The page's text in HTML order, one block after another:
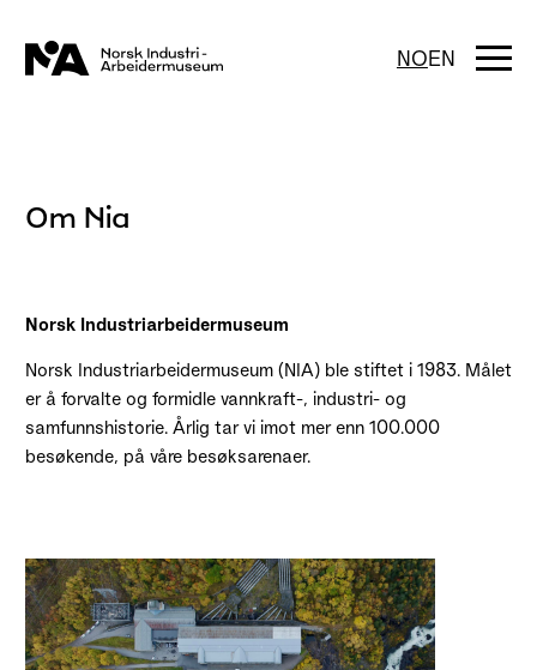
innhold
NOEN
Om Nia
Norsk Industriarbeidermuseum
Norsk Industriarbeidermuseum (NIA) ble stiftet i 1983. Målet
er å forvalte og formidle vannkraft-, industri- og
samfunnshistorie. Årlig tar vi imot mer enn 100.000
besøkende, på våre besøksarenaer.